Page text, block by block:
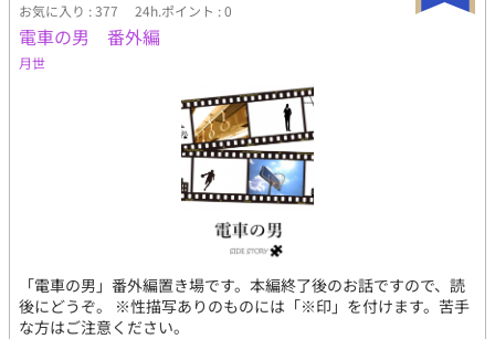
お気に入り : 377 24h.ポイント : 0
電車の男 番外編
月世
「電車の男」番外編置き場です。本編終了後のお話ですので、読
後にどうぞ。 ※性描写ありのものには「※印」を付けます。苦手
な方はご注意ください。